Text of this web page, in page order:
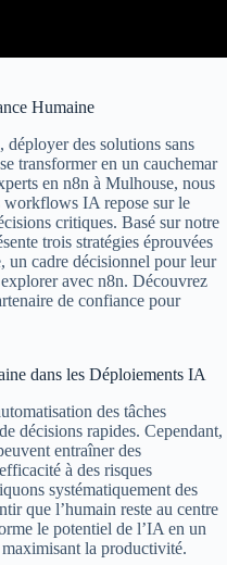
Humaine
des solutions sans
transformer en un cauchemar
en n8n à Mulhouse, nous
workflows IA repose sur le
critiques. Basé sur notre
trois stratégies éprouvées
un cadre décisionnel pour leur
avec n8n. Découvrez
de confiance pour
dans les Déploiements IA
des tâches
décisions rapides. Cependant,
entraîner des
à des risques
systématiquement des
que l’humain reste au centre
le potentiel de l’IA en un
la productivité.